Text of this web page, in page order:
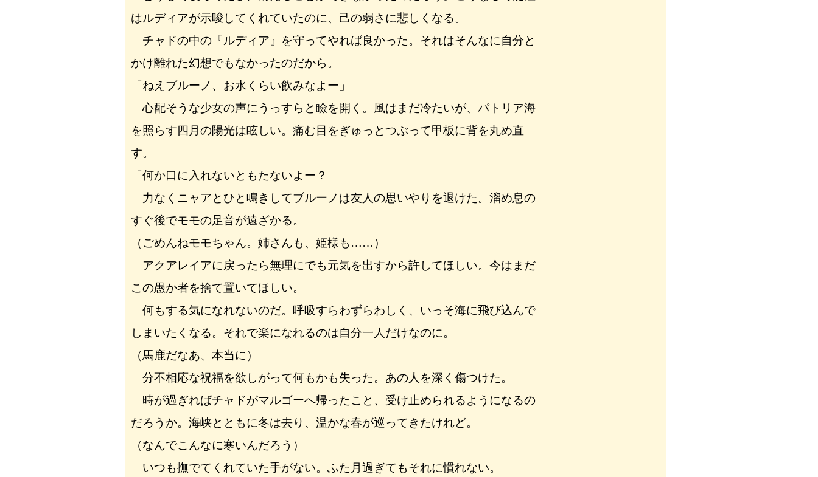
はルディアが示唆してくれていたのに、己の弱さに悲しくなる。
チャドの中の『ルディア』を守ってやれば良かった。それはそんなに自分と
かけ離れた幻想でもなかったのだから。
「ねえブルーノ、お水くらい飲みなよー」
心配そうな少女の声にうっすらと瞼を開く。風はまだ冷たいが、パトリア海
を照らす四月の陽光は眩しい。痛む目をぎゅっとつぶって甲板に背を丸め直
す。
「何か口に入れないともたないよー？」
力なくニャアとひと鳴きしてブルーノは友人の思いやりを退けた。溜め息の
すぐ後でモモの足音が遠ざかる。
（ごめんねモモちゃん。姉さんも、姫様も……）
アクアレイアに戻ったら無理にでも元気を出すから許してほしい。今はまだ
この愚か者を捨て置いてほしい。
何もする気になれないのだ。呼吸すらわずらわしく、いっそ海に飛び込んで
しまいたくなる。それで楽になれるのは自分一人だけなのに。
（馬鹿だなあ、本当に）
分不相応な祝福を欲しがって何もかも失った。あの人を深く傷つけた。
時が過ぎればチャドがマルゴーへ帰ったこと、受け止められるようになるの
だろうか。海峡とともに冬は去り、温かな春が巡ってきたけれど。
（なんでこんなに寒いんだろう）
いつも撫でてくれていた手がない。ふた月過ぎてもそれに慣れない。